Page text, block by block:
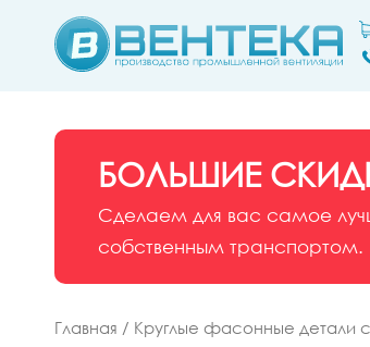
БОЛЬШИЕ
Сделаем для вас самое
собственным транспортом.
Главная / Круглые фасонные детали